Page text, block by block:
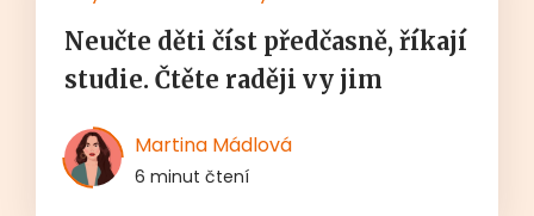
Neučte děti číst předčasně, říkají
studie. Čtěte raději vy jim
Martina Mádlová
6 minut čtení